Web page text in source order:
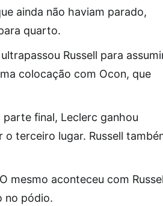
ainda não haviam parado,
quarto.
Russell para
colocação com Ocon, que
final, Leclerc ganhou
terceiro lugar. Russell
mesmo aconteceu com
no pódio.